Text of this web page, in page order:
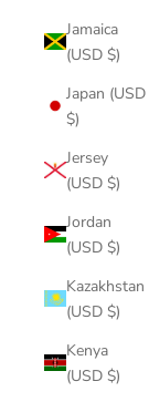
Jamaica
(USD $)
Japan (USD
$)
Jersey
(USD $)
Jordan
(USD $)
Kazakhstan
(USD $)
Kenya
(USD $)